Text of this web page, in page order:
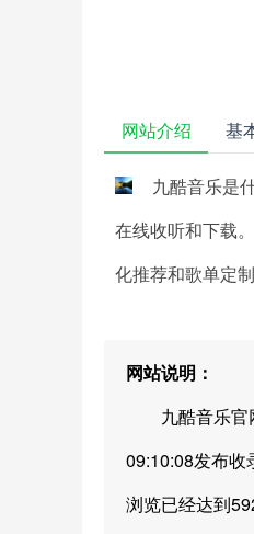
网站介绍 基
九酷音乐是
在线收听和下载
化推荐和歌单定
网站说明：
九酷音乐官网
09:10:08发布收
浏览已经达到